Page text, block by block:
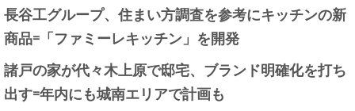
長谷工グループ、住まい方調査を参考にキッチンの新
商品=「ファミーレキッチン」を開発
諸戸の家が代々木上原で邸宅、ブランド明確化を打ち
出す=年内にも城南エリアで計画も